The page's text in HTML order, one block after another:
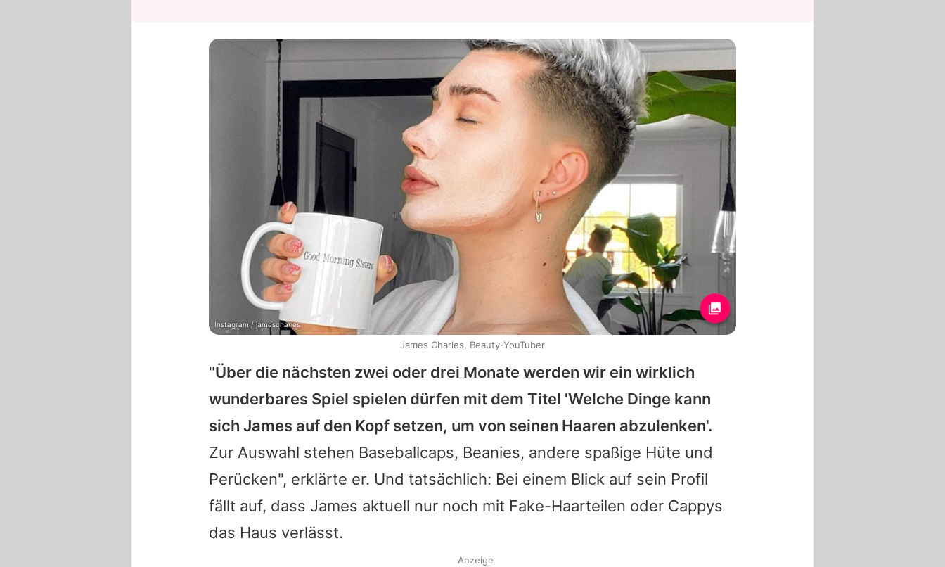
"Über die nächsten zwei oder drei Monate werden wir ein wirklich
wunderbares Spiel spielen dürfen mit dem Titel 'Welche Dinge kann
sich James auf den Kopf setzen, um von seinen Haaren abzulenken'.
Zur Auswahl stehen Baseballcaps, Beanies, andere spaßige Hüte und
Perücken", erklärte er. Und tatsächlich: Bei einem Blick auf sein Profil
fällt auf, dass James aktuell nur noch mit Fake-Haarteilen oder Cappys
das Haus verlässt.
Instagram / jamescharles
James Charles, Beauty-YouTuber
Anzeige